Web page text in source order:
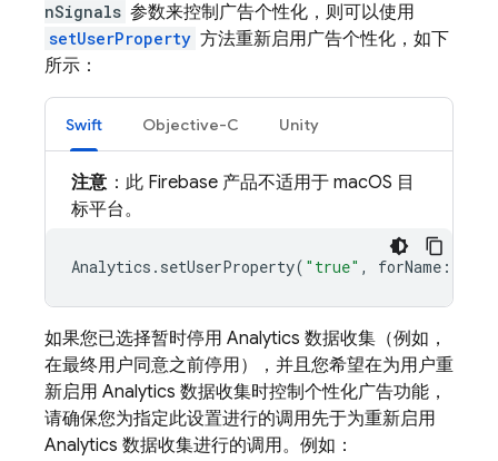
nSignals 参数来控制广告个性化，则可以使用
setUserProperty 方法重新启用广告个性化，如下
所示：
Swift Objective-C Unity
注意：此 Firebase 产品不适用于 macOS 目
标平台。
Analytics . setUserProperty( "true" , forName :
如果您已选择暂时停用 Analytics 数据收集（例如，
在最终用户同意之前停用），并且您希望在为用户重
新启用 Analytics 数据收集时控制个性化广告功能，
请确保您为指定此设置进行的调用先于为重新启用
Analytics 数据收集进行的调用。例如：